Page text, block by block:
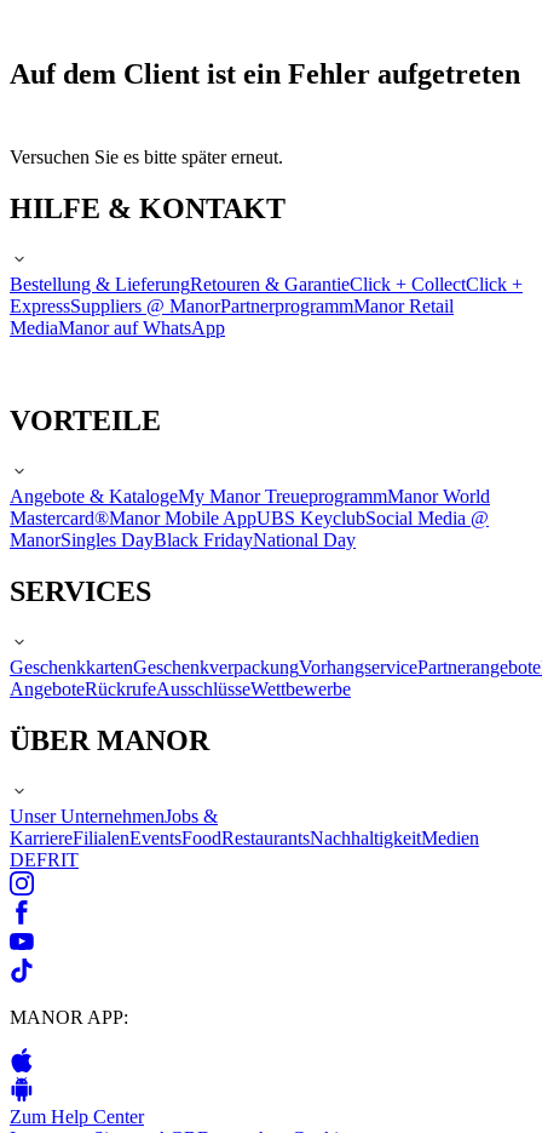
Auf dem Client ist ein Fehler aufgetreten
Versuchen Sie es bitte später erneut.
HILFE & KONTAKT
Bestellung & LieferungRetouren & GarantieClick + CollectClick +
ExpressSuppliers @ ManorPartnerprogrammManor Retail
MediaManor auf WhatsApp
VORTEILE
Angebote & KatalogeMy Manor TreueprogrammManor World
Mastercard®Manor Mobile AppUBS KeyclubSocial Media @
ManorSingles DayBlack FridayNational Day
SERVICES
GeschenkkartenGeschenkverpackungVorhangservicePartnerangebote
AngeboteRückrufeAusschlüsseWettbewerbe
ÜBER MANOR
Unser UnternehmenJobs &
KarriereFilialenEventsFoodRestaurantsNachhaltigkeitMedien
DEFRIT
MANOR APP:
Zum Help Center